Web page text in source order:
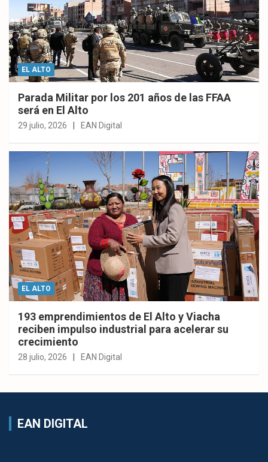
EL ALTO
Parada Militar por los 201 años de las FFAA
será en El Alto
29 julio, 2026 EAN Digital
EL ALTO
193 emprendimientos de El Alto y Viacha
reciben impulso industrial para acelerar su
crecimiento
28 julio, 2026 EAN Digital
EAN DIGITAL